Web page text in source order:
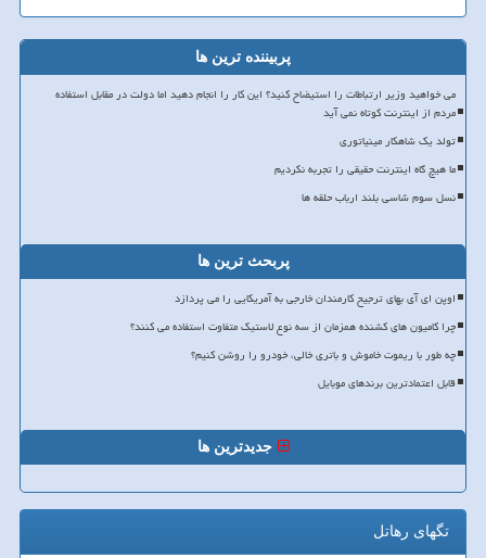
پربیننده ترین ها
می خواهید وزیر ارتباطات را استیضاح کنید؟ این کار را انجام دهید اما دولت در مقابل استفاده
مردم از اینترنت کوتاه نمی آید
تولد یک شاهکار مینیاتوری
ما هیچ گاه اینترنت حقیقی را تجربه نکردیم
نسل سوم شاسی بلند ارباب حلقه ها
پربحث ترین ها
اوپن ای آی بهای ترجیح کارمندان خارجی به آمریکایی را می پردازد
چرا کامیون های کشنده همزمان از سه نوع لاستیک متفاوت استفاده می کنند؟
چه طور با ریموت خاموش و باتری خالی، خودرو را روشن کنیم؟
قابل اعتمادترین برندهای موبایل
جدیدترین ها
تگهای رهاتل